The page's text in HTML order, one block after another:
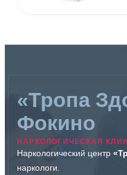
«Тропа
Фокино
НАРКОЛОГИЧЕСКАЯ
Наркологический центр
наркологи.